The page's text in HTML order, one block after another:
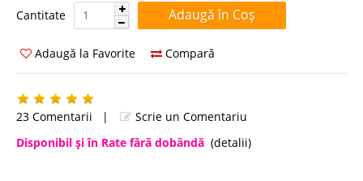
Cantitate Cantitate:
Adaugă la Favorite Compară
23 Comentarii |
Scrie un Comentariu
Disponibil şi în Rate fără dobândă (detalii)